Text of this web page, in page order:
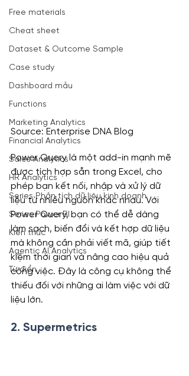
Free materials
Cheat sheet
Dataset & Outcome Sample
Case study
Dashboard mẫu
Functions
Marketing Analytics
Financial Analytics
Sales Analytics
HR Analytics
Series Phân tích dữ liệu kinh doanh
Series Power BI
Kiến thức
Agentic AI Analytics
Từ điển
Source: Enterprise DNA Blog
Power Query là một add-in mạnh mẽ
được tích hợp sẵn trong Excel, cho
phép bạn kết nối, nhập và xử lý dữ
liệu từ nhiều nguồn khác nhau. Với
Power Query, bạn có thể dễ dàng
làm sạch, biến đổi và kết hợp dữ liệu
mà không cần phải viết mã, giúp tiết
kiệm thời gian và nâng cao hiệu quả
công việc. Đây là công cụ không thể
thiếu đối với những ai làm việc với dữ
liệu lớn.
2. Supermetrics